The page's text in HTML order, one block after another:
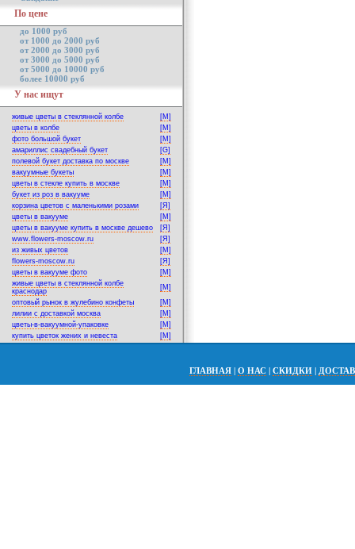
По цене
до 1000 руб
от 1000 до 2000 руб
от 2000 до 3000 руб
от 3000 до 5000 руб
от 5000 до 10000 руб
более 10000 руб
У нас ищут
живые цветы в стеклянной колбе
[M]
цветы в колбе
[M]
фото большой букет
[M]
амариллис свадебный букет
[G]
полевой букет доставка по москве
[M]
вакуумные букеты
[M]
цветы в стекле купить в москве
[M]
букет из роз в вакууме
[M]
корзина цветов с маленькими розами
[Я]
цветы в вакууме
[M]
цветы в вакууме купить в москве дешево
[Я]
www.flowers-moscow.ru
[Я]
из живых цветов
[M]
flowers-moscow.ru
[Я]
цветы в вакууме фото
[M]
живые цветы в стеклянной колбе
краснодар
[M]
оптовый рынок в жулебино конфеты
[M]
лилии с доставкой москва
[M]
цветы-в-вакуумной-упаковке
[M]
купить цветок жених и невеста
[M]
ГЛАВНАЯ | О НАС | СКИДКИ |